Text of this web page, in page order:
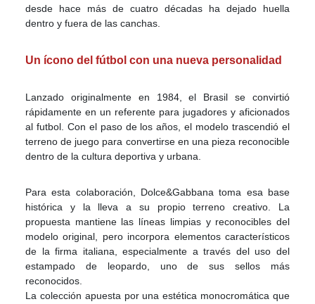
desde hace más de cuatro décadas ha dejado huella
dentro y fuera de las canchas.
Un ícono del fútbol con una nueva personalidad
Lanzado originalmente en 1984, el Brasil se convirtió
rápidamente en un referente para jugadores y aficionados
al futbol. Con el paso de los años, el modelo trascendió el
terreno de juego para convertirse en una pieza reconocible
dentro de la cultura deportiva y urbana.
Para esta colaboración, Dolce&Gabbana toma esa base
histórica y la lleva a su propio terreno creativo. La
propuesta mantiene las líneas limpias y reconocibles del
modelo original, pero incorpora elementos característicos
de la firma italiana, especialmente a través del uso del
estampado de leopardo, uno de sus sellos más
reconocidos.
La colección apuesta por una estética monocromática que